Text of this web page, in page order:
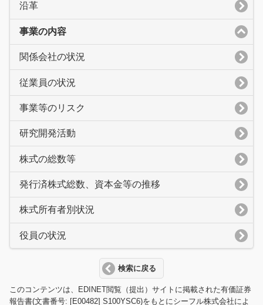
沿革
事業の内容
関係会社の状況
従業員の状況
事業等のリスク
研究開発活動
株式の総数等
発行済株式総数、資本金等の推移
株式所有者別状況
役員の状況
検索に戻る
このコンテンツは、EDINET閲覧（提出）サイトに掲載された有価証券
報告書(文書番号: [E00482] S100YSC6)をもとにシーフル株式会社によ